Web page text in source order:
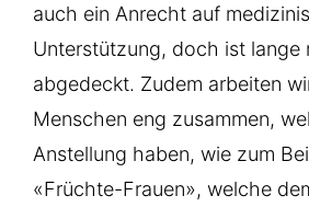
auch ein Anrecht auf
Unterstützung, doch ist lange
abgedeckt. Zudem arbeiten
Menschen eng zusammen,
Anstellung haben, wie zum
«Früchte-Frauen», welche